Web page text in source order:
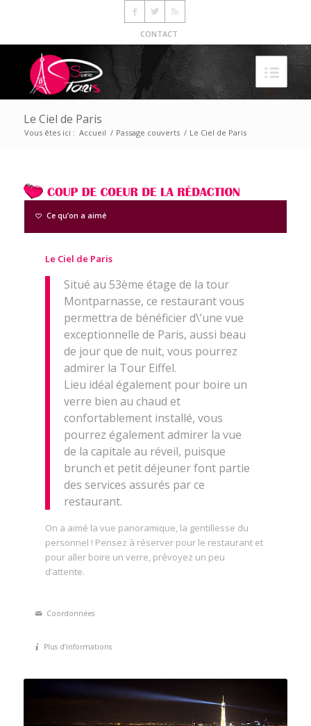
CONTACT
Le Ciel de Paris
Vous êtes ici : Accueil / Passage couverts / Le Ciel de Paris
Ce qu’on a aimé
Le Ciel de Paris
Situé au 53ème étage de la tour
Montparnasse, ce restaurant vous
permettra de bénéficier d\’une vue
exceptionnelle de Paris, aussi beau
de jour que de nuit, vous pourrez
admirer la Tour Eiffel.
Lieu idéal également pour boire un
verre bien au chaud et
confortablement installé, vous
pourrez également admirer la vue
de la capitale au réveil, puisque
brunch et petit déjeuner font partie
des services assurés par ce
restaurant.
On a aimé la vue panoramique, la gentillesse du
personnel ! Pensez à réserver pour le restaurant et
pour aller boire un verre, prévoyez un peu
d’attente.
Coordonnées
Plus d’informations